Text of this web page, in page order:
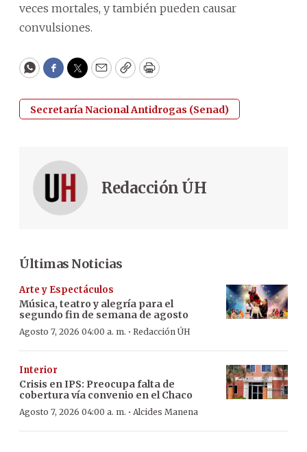
veces mortales, y también pueden causar
convulsiones.
WhatsApp
Facebook
Twitter
EmailCopyPrint
Secretaría Nacional Antidrogas (Senad)
Redacción ÚH
Últimas Noticias
Arte y Espectáculos
Música, teatro y alegría para el
segundo fin de semana de agosto
Agosto 7, 2026 04:00 a. m. · Redacción ÚH
Interior
Crisis en IPS: Preocupa falta de
cobertura vía convenio en el Chaco
Agosto 7, 2026 04:00 a. m. · Alcides Manena